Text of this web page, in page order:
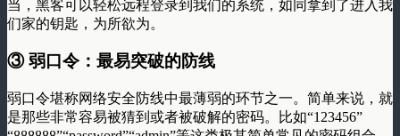
当，黑客可以轻松远程登录到我们的系统，如同拿到了进入我
们家的钥匙，为所欲为。
③ 弱口令：最易突破的防线
弱口令堪称网络安全防线中最薄弱的环节之一。简单来说，就
是那些非常容易被猜到或者被破解的密码。比如“123456”